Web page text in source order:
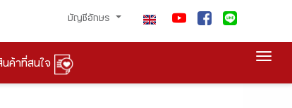
บัญชีอักษร
นค้าที่สนใจ